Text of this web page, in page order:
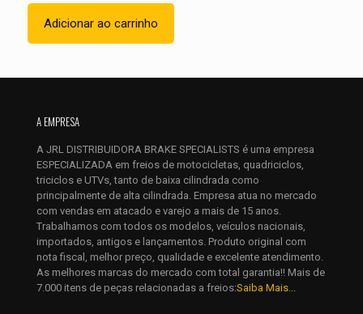
Salvar meus dados neste navegador para a próxima vez que
eu comentar.
Adicionar ao carrinho
A EMPRESA
A JRL DISTRIBUIDORA BRAKE SPECIALISTS é uma empresa
ESPECIALIZADA em freios de motocicletas, quadriciclos,
triciclos e UTVs, tanto de baixa cilindrada como
principalmente de alta cilindrada. Empresa atua no mercado
com vendas em atacado e varejo a mais de 15 anos.
Trabalhamos com todos os modelos, veículos nacionais,
importados, antigos e lançamentos. Produto original com
nota fiscal, melhor preço, qualidade e excelente atendimento.
As melhores marcas do mercado com total garantia!! Mais de
7.000 itens de peças relacionadas a freios:Saiba Mais...